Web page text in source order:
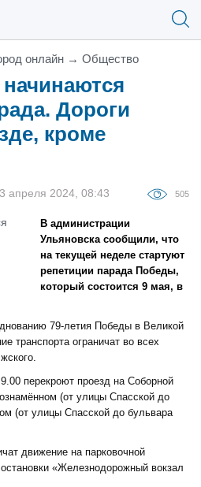
онлайн → Общество
Дороги
кроме
апреля 2024, 08:43 505
В администрации
Ульяновска сообщили, что
на текущей неделе стартуют
репетиции парада Победы,
который состоится 9 мая, в
79-летия Победы в Великой
транспорта ограничат во всех
перекроют проезд на Соборной
(от улицы Спасской до
(от улицы Спасской до бульвара
движение на парковочной
«Железнодорожный вокзал